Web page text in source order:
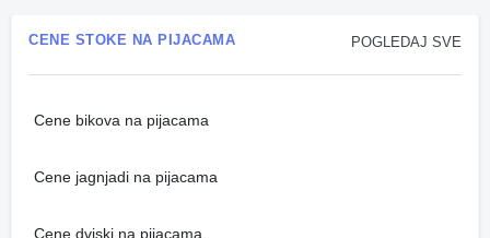
POGLEDAJ SVE
CENE STOKE NA PIJACAMA
Cene bikova na pijacama
Cene jagnjadi na pijacama
Cene dviski na pijacama